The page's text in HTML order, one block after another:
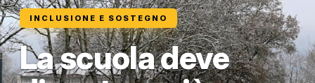
INCLUSIONE E SOSTEGNO
La scuola deve